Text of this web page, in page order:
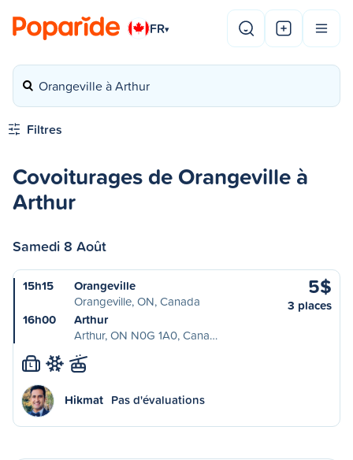
FR▾
Orangeville à Arthur
Filtres
Covoiturages de Orangeville à
Arthur
Samedi 8 Août
15h15
Orangeville
Orangeville, ON, Canada
16h00
Arthur
Arthur, ON N0G 1A0, Cana…
5$
3 places
L
Hikmat Pas d'évaluations